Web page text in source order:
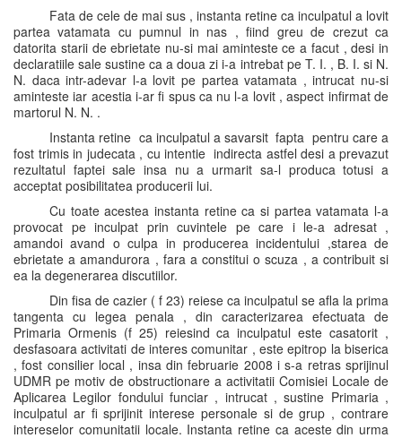
Fata de cele de mai sus , instanta retine ca inculpatul a lovit
partea vatamata cu pumnul in nas , fiind greu de crezut ca
datorita starii de ebrietate nu-si mai aminteste ce a facut , desi in
declaratiile sale sustine ca a doua zi i-a intrebat pe T. I. , B. I. si N.
N. daca intr-adevar l-a lovit pe partea vatamata , intrucat nu-si
aminteste iar acestia i-ar fi spus ca nu l-a lovit , aspect infirmat de
martorul N. N. .
Instanta retine ca inculpatul a savarsit fapta pentru care a
fost trimis in judecata , cu intentie indirecta astfel desi a prevazut
rezultatul faptei sale insa nu a urmarit sa-l produca totusi a
acceptat posibilitatea producerii lui.
Cu toate acestea instanta retine ca si partea vatamata l-a
provocat pe inculpat prin cuvintele pe care i le-a adresat ,
amandoi avand o culpa in producerea incidentului ,starea de
ebrietate a amandurora , fara a constitui o scuza , a contribuit si
ea la degenerarea discutiilor.
Din fisa de cazier ( f 23) reiese ca inculpatul se afla la prima
tangenta cu legea penala , din caracterizarea efectuata de
Primaria Ormenis (f 25) reiesind ca inculpatul este casatorit ,
desfasoara activitati de interes comunitar , este epitrop la biserica
, fost consilier local , insa din februarie 2008 i s-a retras sprijinul
UDMR pe motiv de obstructionare a activitatii Comisiei Locale de
Aplicarea Legilor fondului funciar , intrucat , sustine Primaria ,
inculpatul ar fi sprijinit interese personale si de grup , contrare
intereselor comunitatii locale. Instanta retine ca aceste din urma